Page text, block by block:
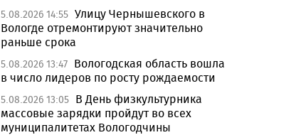
5.08.2026 14:55 Улицу Чернышевского в
Вологде отремонтируют значительно
раньше срока
5.08.2026 13:47 Вологодская область вошла
в число лидеров по росту рождаемости
5.08.2026 13:05 В День физкультурника
массовые зарядки пройдут во всех
муниципалитетах Вологодчины